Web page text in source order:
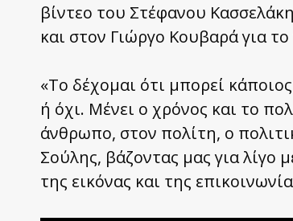
βίντεο του Στέφανου
και στον Γιώργο Κουβαρά για
«Το δέχομαι ότι μπορεί
ή όχι. Μένει ο χρόνος και το
άνθρωπο, στον πολίτη, ο
Σούλης, βάζοντας μας για λίγο
της εικόνας και της